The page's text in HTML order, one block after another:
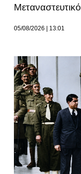
Μεταναστευτικό
05/08/2026 13:01